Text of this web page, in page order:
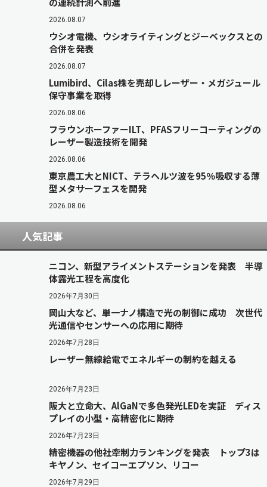
2026.08.07
ウシオ電機、ウシオライティングとジーベックスとの
合併を発表
2026.08.07
Lumibird、Cilas株を売却しレーザー・メガジュール
保守事業を取得
2026.08.06
フラウンホーファーILT、PFASフリーコーティングの
レーザー製造技術を開発
2026.08.06
東京農工大とNICT、テラヘルツ波を95％吸収する薄
型メタサーフェスを開発
2026.08.06
人気記事
ニコン、新型アライメントステーションを発表 半導
体露光工程を高度化
2026年7月30日
岡山大など、単一ナノ構造で光の制御に成功 次世代
光通信やセンサーへの応用に期待
2026年7月28日
レーザー無線給電でエネルギーの制約を越える
2026年7月23日
阪大と立命大、AlGaNで多色発光LEDを実証 ディス
プレイの小型・高精密化に期待
2026年7月23日
精密機器の他社牽制力ランキングを発表 トップ3は
キヤノン、セイコーエプソン、リコー
2026年7月29日